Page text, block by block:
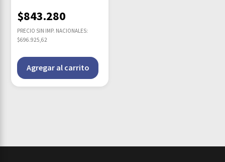
$843.280
PRECIO SIN IMP. NACIONALES:
$696.925,62
Agregar al carrito